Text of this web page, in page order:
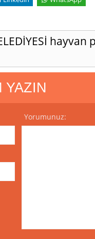
hayvan
YAZIN
Yorumunuz: